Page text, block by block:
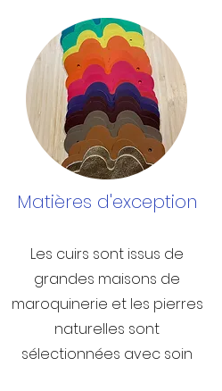
Matières d'exception
Les cuirs sont issus de
grandes maisons de
maroquinerie et les pierres
naturelles sont
sélectionnées avec soin